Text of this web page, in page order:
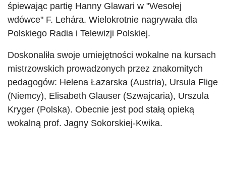
śpiewając partię Hanny Glawari w "Wesołej
wdówce" F. Lehára. Wielokrotnie nagrywała dla
Polskiego Radia i Telewizji Polskiej.
Doskonaliła swoje umiejętności wokalne na kursach
mistrzowskich prowadzonych przez znakomitych
pedagogów: Helena Łazarska (Austria), Ursula Flige
(Niemcy), Elisabeth Glauser (Szwajcaria), Urszula
Kryger (Polska). Obecnie jest pod stałą opieką
wokalną prof. Jagny Sokorskiej-Kwika.